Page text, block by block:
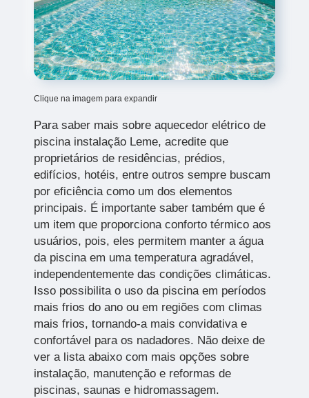
Clique na imagem para expandir
Para saber mais sobre aquecedor elétrico de
piscina instalação Leme, acredite que
proprietários de residências, prédios,
edifícios, hotéis, entre outros sempre buscam
por eficiência como um dos elementos
principais. É importante saber também que é
um item que proporciona conforto térmico aos
usuários, pois, eles permitem manter a água
da piscina em uma temperatura agradável,
independentemente das condições climáticas.
Isso possibilita o uso da piscina em períodos
mais frios do ano ou em regiões com climas
mais frios, tornando-a mais convidativa e
confortável para os nadadores. Não deixe de
ver a lista abaixo com mais opções sobre
instalação, manutenção e reformas de
piscinas, saunas e hidromassagem.